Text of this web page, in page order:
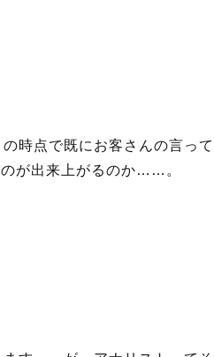
時点で既にお客さんの言っ
が出来上がるのか……。